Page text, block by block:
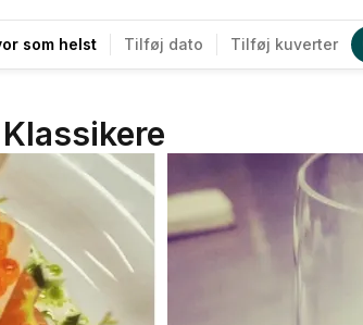
som helst Tilføj dato Tilføj kuverter